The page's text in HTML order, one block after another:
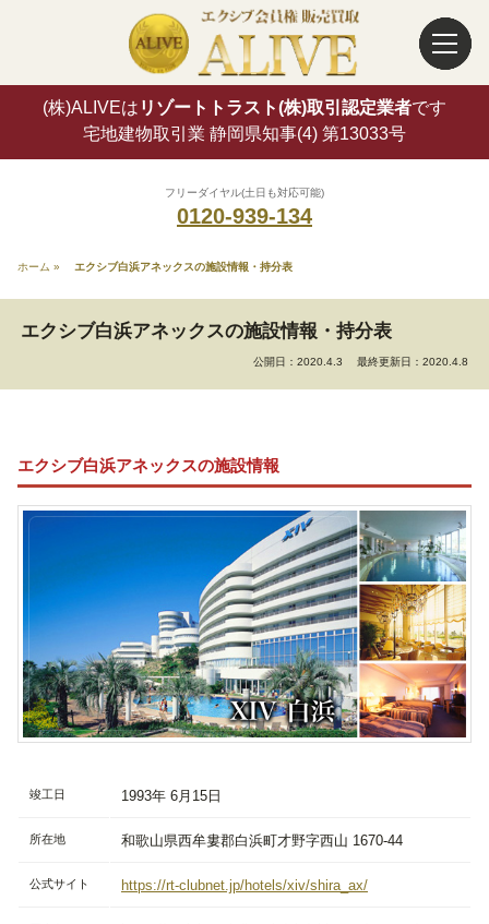
(株)ALIVEは リゾートトラスト(株)取引認定業者です
宅地建物取引業 静岡県知事(4) 第13033号
フリーダイヤル(土日も対応可能)
0120-939-134
ホーム » エクシブ白浜アネックスの施設情報・持分表
エクシブ白浜アネックスの施設情報・持分表
公開日：2020.4.3 最終更新日：2020.4.8
エクシブ白浜アネックスの施設情報
竣工日 1993年 6月15日
所在地 和歌山県西牟婁郡白浜町才野字西山 1670-44
公式サイト https://rt-clubnet.jp/hotels/xiv/shira_ax/